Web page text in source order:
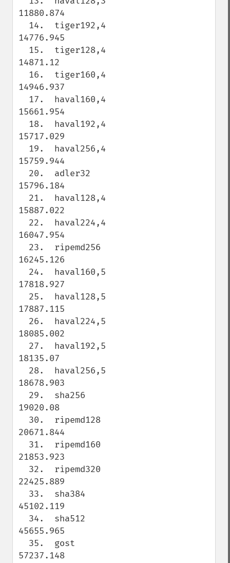
11880.874
14776.945
14871.12
14946.937
15661.954
15717.029
15759.944
15796.184
15887.022
16047.954
16245.126
17818.927
17887.115
18085.002
18135.07
18678.903
19020.08
20671.844
21853.923
22425.889
45102.119
45655.965
57237.148